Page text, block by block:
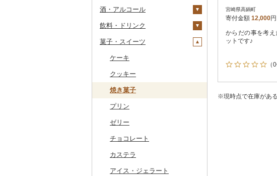
牛タン
和牛
黒毛和牛
白老牛
仙台牛
米沢牛
山形牛
常陸牛
上州牛
飛騨牛
近江牛
ビーフジャーキー
その他牛肉（加工品）
しゃぶしゃぶ
焼肉
アグー豚
その他豚肉（精肉）
もつ鍋
ハム
ソーセージ・ウインナ
その他豚肉（加工品）
鶏肉（精肉）
ハム・ソーセージ
唐揚げ
中津からあげ
水炊き
地鶏
赤鶏さつま
その他鶏肉
鹿肉
馬肉
羊肉・ラム肉（ジンギス
猪肉
その他肉・加工品
かにしゃぶ
その他カニ
伊勢海老
その他エビ
明太子・たらこ
明太子
たらこ
その他魚卵
数の子
からすみ
キャビア
その他魚卵
貝
帆立（ホタテ）
鮑（アワビ）
牡蠣（カキ）
あさり
しじみ
サザエ
はまぐり
その他貝
うなぎ
鮮魚
鮭・サーモン
マグロ
イワシ
カツオ
金目鯛
クエ
イカ・タコ
イカ
タコ
海苔・海藻
海苔
わかめ
ひじき
その他海苔・海藻
干物
ししゃも
その他干物
その他魚介・加工品
しらす・ちりめん
かまぼこ・練り製品
玄米
金芽米
ゆめぴりか
つや姫
コシヒカリ
はえぬき
さがびより
あきたこまち
ひとめぼれ
ミルキークィーン
ななつぼし
その他穀物加工品
パン
ナガノパープル
ピオーネ
デラウェア
シャインマスカット
その他ぶどう・マスカ
ット
りんご
もも
メロン
さくらんぼ
梨
和梨
洋梨・ラフランス
マンゴー
みかん・柑橘
みかん
レモン
不知火・デコポン
せとか
すいか
キウイ
柿（カキ）
ドライフルーツ
じゃがいも
さつまいも
その他いも
トマト
フルーツトマト
ミニトマト
その他トマト
玉ねぎ
ねぎ
とうもろこし
根菜
人参
大根
自然薯
レンコン
にんにく・生姜
その他根菜
アスパラガス
豆
きのこ
しいたけ
松茸
その他きのこ
その他野菜
山菜
かぼちゃ
卵
チーズ
ヨーグルト
牛乳
バター
その他乳製品
酒・アルコール
ビール・発泡酒
ビール
発泡酒
地ビール・クラフトビ
ール
日本酒
純米大吟醸
純米吟醸
大吟醸
吟醸
その他日本酒
焼酎
芋焼酎
麦焼酎
米焼酎
黒糖焼酎
その他焼酎
梅酒
泡盛
ワイン
白ワイン
赤ワイン
シャンパン・スパーク
ウイスキー
リキュール・洋酒
甘酒
ノンアルコール
飲料・ドリンク
水・ミネラルウォーター
コーヒー・コーヒー豆
飲料
コーヒー豆
粉
ドリップ
茶
飲料
茶葉・ティーバッグ
静岡茶
足柄茶
知覧茶
八女茶
果汁飲料
りんごジュース
みかんジュース（オレ
紅茶
飲料
茶葉・ティーバッグ
その他飲料・ジュース
野菜ジュース
炭酸飲料
豆乳
菓子・スイーツ
ケーキ
クッキー
焼き菓子
プリン
ゼリー
チョコレート
カステラ
アイス・ジェラート
ールクッキー・
個)
宮崎県高鍋町
寄付金額 12,000円
からだの事を考
ットです♪
（
※現時点で在庫があ